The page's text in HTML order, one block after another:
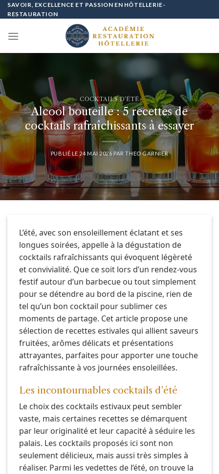
Passer
au
SAVOIR, EXCELLENCE ET PASSION EN HÔTELLERIE-
RESTAURATION
COCKTAILS D'ÉTÉ
Alcool bouteille : 5 recettes de
cocktails rafraîchissants à essayer
PUBLIÉ LE 24 MAI 2026 PARTHEO GARNIER
L’été, avec son ensoleillement éclatant et ses
longues soirées, appelle à la dégustation de
cocktails rafraîchissants qui évoquent légèreté
et convivialité. Que ce soit lors d’un rendez-vous
festif autour d’un barbecue ou tout simplement
pour se détendre au bord de la piscine, rien de
tel qu’un bon cocktail pour sublimer ces
moments de partage. Cet article propose une
sélection de recettes estivales qui allient saveurs
fruitées, arômes délicats et présentations
attrayantes, parfaites pour apporter une touche
rafraîchissante à vos journées ensoleillées.
Les incontournables cocktails d’été
Le choix des cocktails estivaux peut sembler
vaste, mais certaines recettes se démarquent
par leur originalité et leur capacité à séduire les
palais. Les cocktails proposés ici sont non
seulement délicieux, mais aussi très simples à
réaliser. Parmi les vedettes de l’été, on trouve la